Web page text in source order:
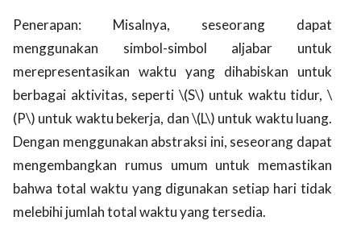
Penerapan: Misalnya, seseorang dapat
menggunakan simbol-simbol aljabar untuk
merepresentasikan waktu yang dihabiskan untuk
berbagai aktivitas, seperti \(S\) untuk waktu tidur, \
(P\) untuk waktu bekerja, dan \(L\) untuk waktu luang.
Dengan menggunakan abstraksi ini, seseorang dapat
mengembangkan rumus umum untuk memastikan
bahwa total waktu yang digunakan setiap hari tidak
melebihi jumlah total waktu yang tersedia.